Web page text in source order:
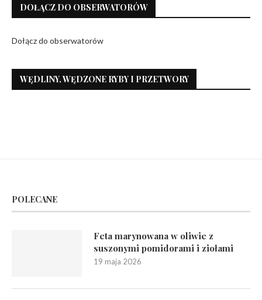
DOŁĄCZ DO OBSERWATORÓW
Dołącz do obserwatorów
WĘDLINY, WĘDZONE RYBY I PRZETWORY
POLECANE
Feta marynowana w oliwie z
suszonymi pomidorami i ziołami
19 maja 2026